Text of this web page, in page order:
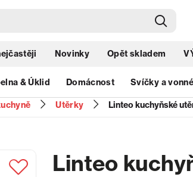
Novinky Opět skladem
& Úklid Domácnost Svíčky a
Utěrky Linteo kuchyňské
Linteo